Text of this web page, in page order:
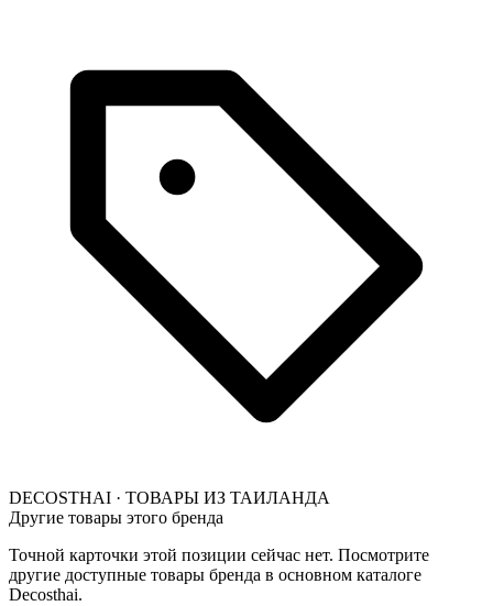
DECOSTHAI · ТОВАРЫ ИЗ ТАИЛАНДА
Другие товары этого бренда
Точной карточки этой позиции сейчас нет. Посмотрите
другие доступные товары бренда в основном каталоге
Decosthai.